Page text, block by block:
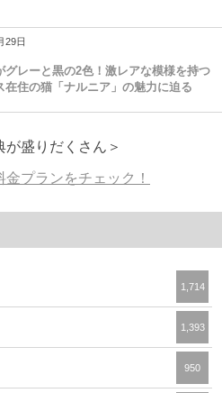
29日
グレーと黒の2色！激レアな模様を持つ
在住の猫「ナルニア」の魅力に迫る
が盛りだくさん＞
プランをチェック！
1,714
1,393
950